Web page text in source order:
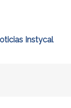
Instycal